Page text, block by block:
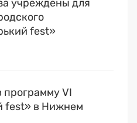
учреждены для
fest»
программу VI
fest» в Нижнем